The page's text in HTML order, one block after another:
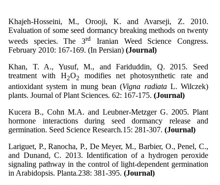
Khajeh-Hosseini, M., Orooji, K. and Avarseji, Z. 2010.
Evaluation of some seed dormancy breaking methods on twenty
weeds species. The 3rd
Iranian Weed Science Congress.
February 2010: 167-169. (In Persian) (Journal)
Khan, T. A., Yusuf, M., and Fariduddin, Q. 2015. Seed
treatment with H2O2
modifies net photosynthetic rate and
antioxidant system in mung bean (Vigna radiata L. Wilczek)
plants. Journal of Plant Sciences. 62: 167-175. (Journal)
Kucera B., Cohn M.A. and Leubner-Metzger G. 2005. Plant
hormone interactions during seed dormancy release and
germination. Seed Science Research.15: 281-307. (Journal)
Lariguet, P., Ranocha, P., De Meyer, M., Barbier, O., Penel, C.,
and Dunand, C. 2013. Identification of a hydrogen peroxide
signaling pathway in the control of light-dependent germination
in Arabidopsis. Planta.238: 381-395. (Journal)